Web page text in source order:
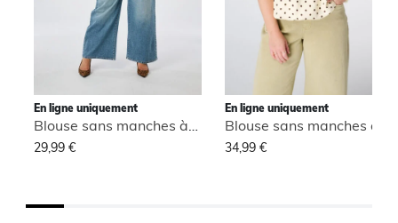
En ligne uniquement
29,99 €
En ligne uniquement
34,99 €